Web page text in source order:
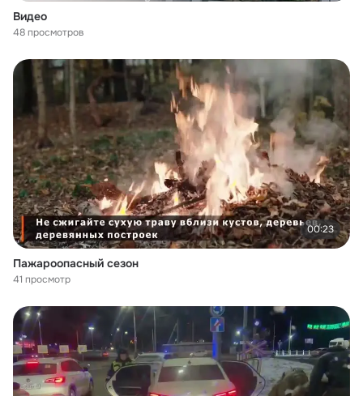
Видео
48 просмотров
00:23
Пажароопасный сезон
41 просмотр